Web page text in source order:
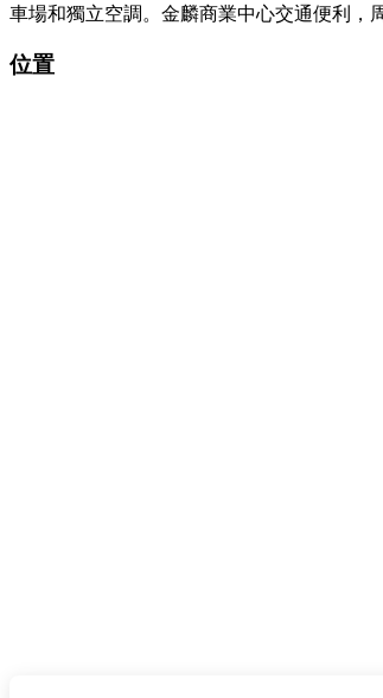
車場和獨立空調。金麟商業中心交通便利，
位置